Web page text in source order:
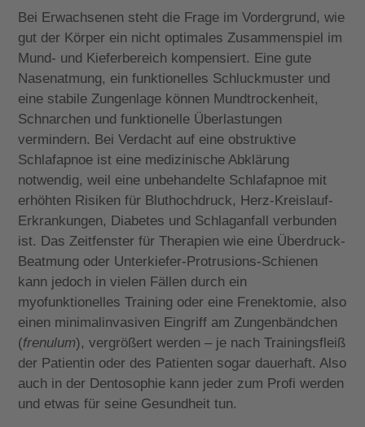
Bei Erwachsenen steht die Frage im Vordergrund, wie
gut der Körper ein nicht optimales Zusammenspiel im
Mund- und Kieferbereich kompensiert. Eine gute
Nasenatmung, ein funktionelles Schluckmuster und
eine stabile Zungenlage können Mundtrockenheit,
Schnarchen und funktionelle Überlastungen
vermindern. Bei Verdacht auf eine obstruktive
Schlafapnoe ist eine medizinische Abklärung
notwendig, weil eine unbehandelte Schlafapnoe mit
erhöhten Risiken für Bluthochdruck, Herz-Kreislauf-
Erkrankungen, Diabetes und Schlaganfall verbunden
ist. Das Zeitfenster für Therapien wie eine Überdruck-
Beatmung oder Unterkiefer-Protrusions-Schienen
kann jedoch in vielen Fällen durch ein
myofunktionelles Training oder eine Frenektomie, also
einen minimalinvasiven Eingriff am Zungenbändchen
(frenulum), vergrößert werden–je nach Trainingsfleiß
der Patientin oder des Patienten sogar dauerhaft. Also
auch in der Dentosophie kann jeder zum Profi werden
und etwas für seine Gesundheit tun.